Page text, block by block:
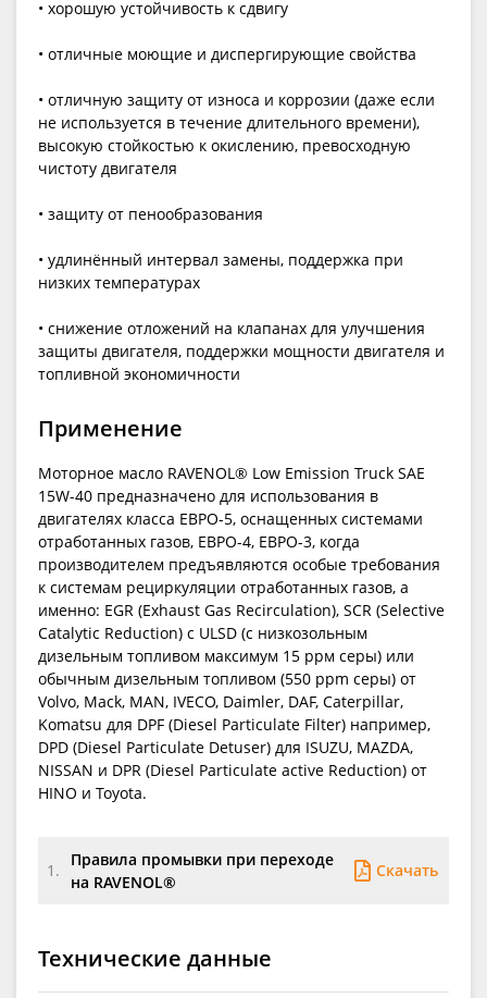
• хорошую устойчивость к сдвигу
• отличные моющие и диспергирующие свойства
• отличную защиту от износа и коррозии (даже если
не используется в течение длительного времени),
высокую стойкостью к окислению, превосходную
чистоту двигателя
• защиту от пенообразования
• удлинённый интервал замены, поддержка при
низких температурах
• снижение отложений на клапанах для улучшения
защиты двигателя, поддержки мощности двигателя и
топливной экономичности
Применение
Моторное масло RAVENOL® Low Emission Truck SAE
15W-40 предназначено для использования в
двигателях класса ЕВРО-5, оснащенных системами
отработанных газов, ЕВРО-4, ЕВРО-3, когда
производителем предъявляются особые требования
к системам рециркуляции отработанных газов, а
именно: EGR (Exhaust Gas Recirculation), SCR (Selective
Catalytic Reduction) с ULSD (с низкозольным
дизельным топливом максимум 15 ррм серы) или
обычным дизельным топливом (550 ppm серы) от
Volvo, Mack, MAN, IVECO, Daimler, DAF, Caterpillar,
Komatsu для DPF (Diesel Particulate Filter) например,
DPD (Diesel Particulate Detuser) для ISUZU, MAZDA,
NISSAN и DPR (Diesel Particulate active Reduction) от
HINO и Toyota.
1.
Правила промывки при переходе
на RAVENOL®
Скачать
Технические данные